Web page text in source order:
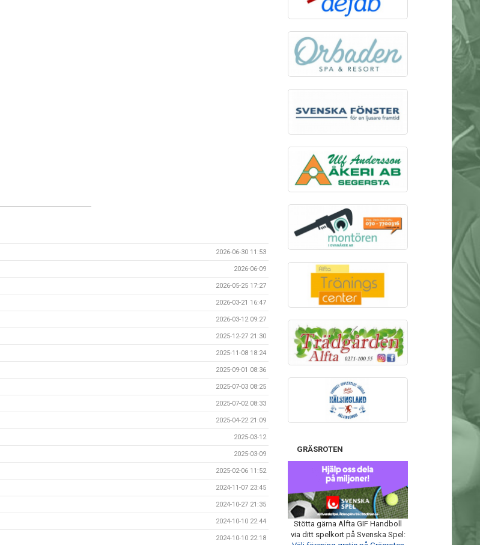
2026-06-30 11:53
2026-06-09
2026-05-25 17:27
2026-03-21 16:47
2026-03-12 09:27
2025-12-27 21:30
2025-11-08 18:24
2025-09-01 08:36
2025-07-03 08:25
2025-07-02 08:33
2025-04-22 21:09
2025-03-12
2025-03-09
2025-02-06 11:52
2024-11-07 23:45
2024-10-27 21:35
2024-10-10 22:44
2024-10-10 22:18
GRÄSROTEN
Stötta gärna Alfta GIF Handboll
via ditt spelkort på Svenska Spel: